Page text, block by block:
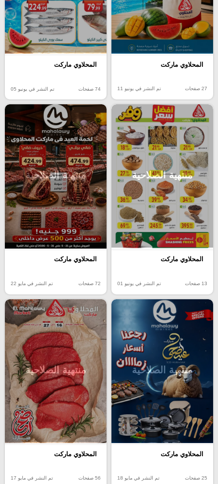
المحلاوي ماركت
27 صفحات تم النشر في يونيو 11
المحلاوي ماركت
74 صفحات تم النشر في يونيو 05
منتهية الصلاحية
المحلاوي ماركت
13 صفحات تم النشر في يونيو 01
منتهية الصلاحية
المحلاوي ماركت
72 صفحات تم النشر في مايو 22
منتهية الصلاحية
المحلاوي ماركت
25 صفحات تم النشر في مايو 18
منتهية الصلاحية
المحلاوي ماركت
56 صفحات تم النشر في مايو 17